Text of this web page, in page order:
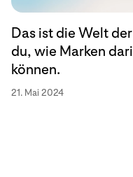
Das ist die Welt
du, wie Marken
können.
21. Mai 2024